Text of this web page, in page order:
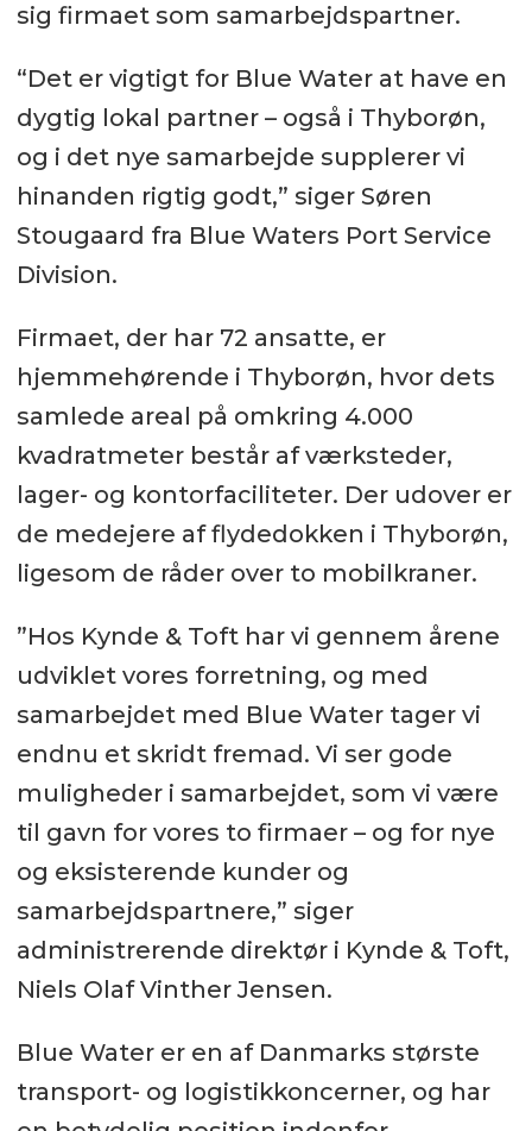
sig firmaet som samarbejdspartner.
“Det er vigtigt for Blue Water at have en
dygtig lokal partner – også i Thyborøn,
og i det nye samarbejde supplerer vi
hinanden rigtig godt,” siger Søren
Stougaard fra Blue Waters Port Service
Division.
Firmaet, der har 72 ansatte, er
hjemmehørende i Thyborøn, hvor dets
samlede areal på omkring 4.000
kvadratmeter består af værksteder,
lager- og kontorfaciliteter. Der udover er
de medejere af flydedokken i Thyborøn,
ligesom de råder over to mobilkraner.
”Hos Kynde & Toft har vi gennem årene
udviklet vores forretning, og med
samarbejdet med Blue Water tager vi
endnu et skridt fremad. Vi ser gode
muligheder i samarbejdet, som vi være
til gavn for vores to firmaer – og for nye
og eksisterende kunder og
samarbejdspartnere,” siger
administrerende direktør i Kynde & Toft,
Niels Olaf Vinther Jensen.
Blue Water er en af Danmarks største
transport- og logistikkoncerner, og har